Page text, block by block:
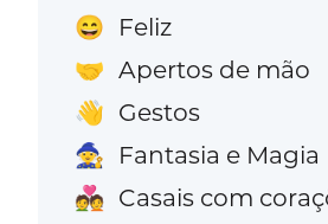
😄 Feliz
🤝 Apertos de mão
👋 Gestos
🧙 Fantasia e Magia
💑 Casais com